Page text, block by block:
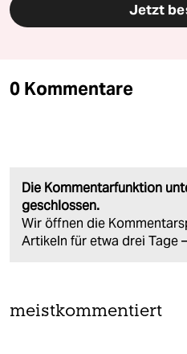
Jetzt
0 Kommentare
Die Kommentarfunktion
geschlossen.
Wir öffnen die
Artikeln für etwa drei Tage –
meistkommentiert